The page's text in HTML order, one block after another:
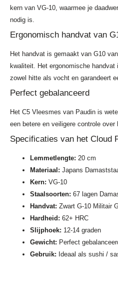
kern van VG-10, waarmee je
nodig is.
Ergonomisch handvat van
Het handvat is gemaakt van G10
kwaliteit. Het ergonomische
zowel hitte als vocht en garandeert
Perfect gebalanceerd
Het C5 Vleesmes van Paudin is
een betere en veiligere controle
Specificaties van het Cloud
Lemmetlengte: 20 cm
Materiaal: Japans
Kern: VG-10
Staalsoorten: 67 lagen
Handvat: Zwart G-10 Militair
Hardheid: 62+ HRC
Slijphoek: 12-14 graden
Gewicht: Perfect
Gebruik: Ideaal als sushi /